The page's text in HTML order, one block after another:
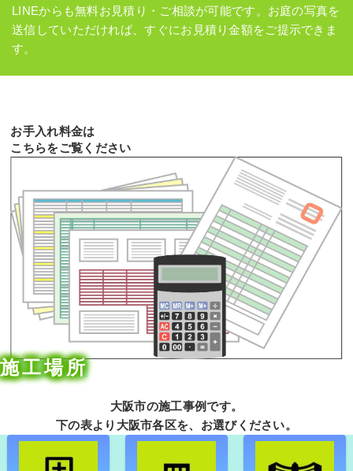
LINEからも無料お見積り・ご相談が可能です。お庭の写真を
送信していただければ、すぐにお見積り金額をご提示できま
す。
お手入れ料金は
こちらをご覧ください
施工場所
大阪市の施工事例です。
下の表より大阪市各区を、お選びください。